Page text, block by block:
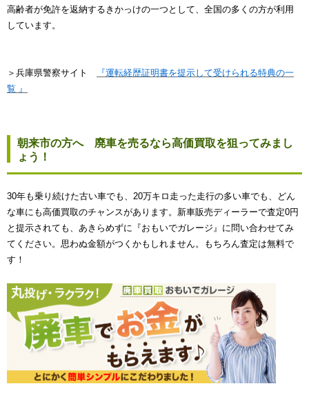
高齢者が免許を返納するきかっけの一つとして、全国の多くの方が利用
しています。
＞兵庫県警察サイト
『運転経歴証明書を提示して受けられる特典の一
覧 』
朝来市の方へ 廃車を売るなら高価買取を狙ってみまし
ょう！
30年も乗り続けた古い車でも、20万キロ走った走行の多い車でも、どん
な車にも高価買取のチャンスがあります。新車販売ディーラーで査定0円
と提示されても、あきらめずに『おもいでガレージ』に問い合わせてみ
てください。思わぬ金額がつくかもしれません。もちろん査定は無料で
す！